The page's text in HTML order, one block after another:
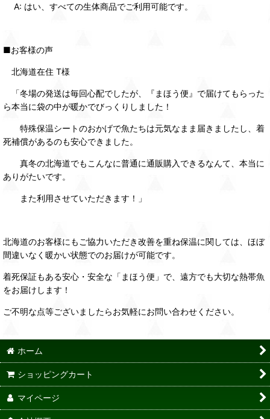
A: はい、すべての生体商品でご利用可能です。
■お客様の声
北海道在住 T様
「冬場の発送は毎回心配でしたが、『まほう便』で届けてもらった
ら本当に袋の中が暖かでびっくりしました！
特殊保温シートのおかげで魚たちは元気なまま届きましたし、着
死補償があるのも安心できました。
真冬の北海道でもこんなに普通に通販購入できるなんて、本当に
ありがたいです。
また利用させていただきます！」
北海道のお客様にもご協力いただき改善を重ね保温に関しては、ほぼ
間違いなく暖かい状態でのお届けが可能です。
着死保証もある安心・安全な「まほう便」で、遠方でも大切な熱帯魚
をお届けします！
ご不明な点等ございましたらお気軽にお問い合わせください。
ホーム
ショッピングカート
マイページ